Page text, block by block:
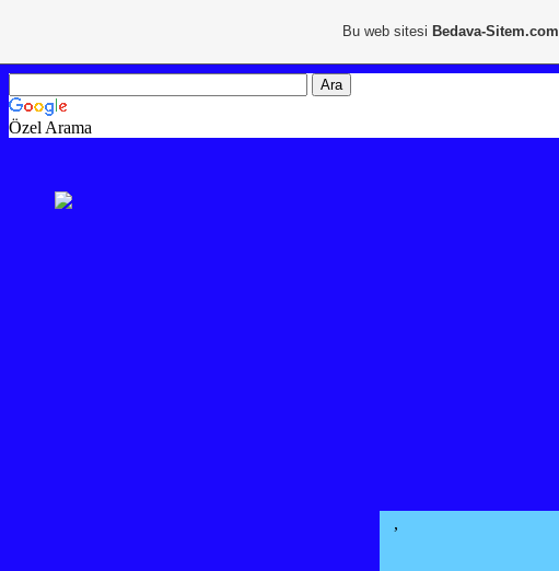
Özel Arama
,
Bu web sitesi Bedava-Sitem.com